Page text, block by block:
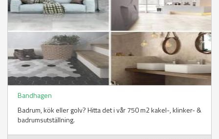
Bandhagen
Badrum, kök eller golv? Hitta det i vår 750 m2 kakel-, klinker- &
badrumsutställning.